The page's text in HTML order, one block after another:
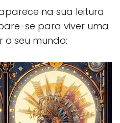
na sua leitura
se para viver uma
o seu mundo: